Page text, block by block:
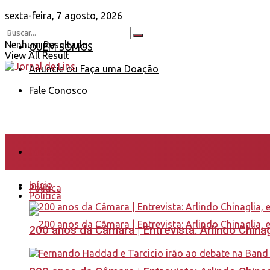
sexta-feira, 7 agosto, 2026
QUEM SOMOS
Anuncie ou Faça uma Doação
Fale Conosco
Nenhum Resultado
View All Result
Política
Início
Política
200 anos da Câmara | Entrevista: Arlindo